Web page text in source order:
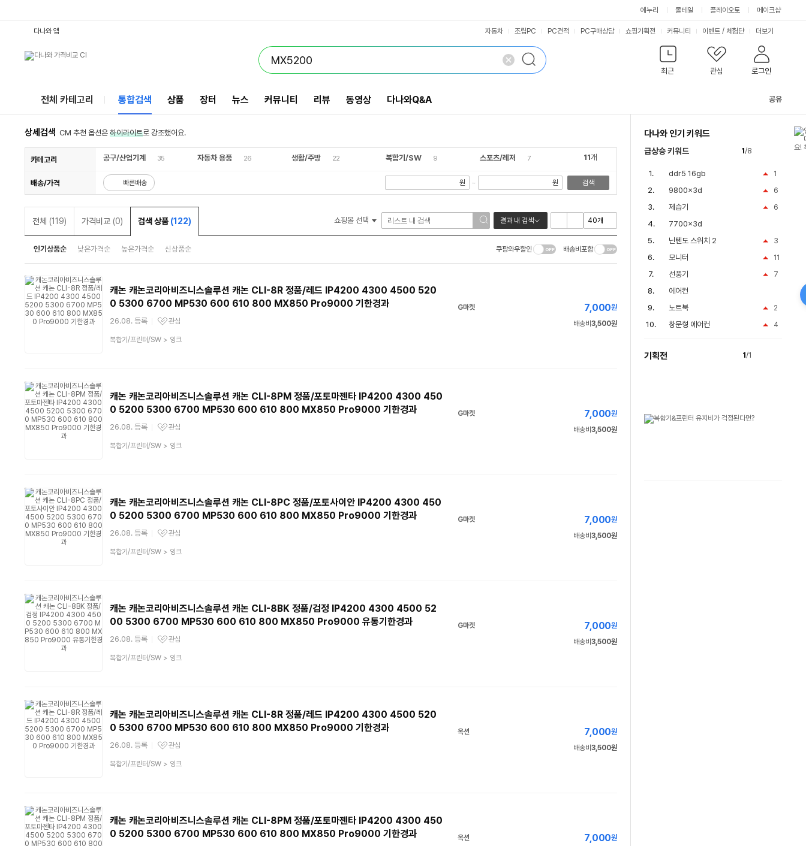
에누리 몰테일 플레이오토 메이크샵
최근 관심 로그인
다나와 앱 자동차 조립PC PC견적 PC구매상담 쇼핑기획전 커뮤니티 이벤트 / 체험단 더보기
전체 카테고리 통합검색 상품 장터 뉴스 커뮤니티 리뷰 동영상 다나와Q&A 공유
상세검색 CM 추천 옵션은 하이라이트로 강조했어요.
카테고리 공구/산업기계 35 자동차 용품 26 생활/주방 22 복합기/SW 9 스포츠/레저 7 11개
배송/가격 빠른배송 원 ~ 원 검색
전체 (119) 가격비교 (0) 검색 상품 (122) 쇼핑몰 선택 결과 내 검색
인기상품순 낮은가격순 높은가격순 신상품순 쿠팡와우할인 배송비포함
캐논 캐논코리아비즈니스솔루션 캐논 CLI-8R 정품/레드 IP4200 4300 4500 520
0 5300 6700 MP530 600 610 800 MX850 Pro9000 기한경과
26.08. 등록
관심상품
관심
상
복합기/프린터/SW> 잉크
G마켓 7,000원
배송비 3,500원
캐논 캐논코리아비즈니스솔루션 캐논 CLI-8PM 정품/포토마젠타 IP4200 4300 450
0 5200 5300 6700 MP530 600 610 800 MX850 Pro9000 기한경과
26.08. 등록
관심상품
관심
상
복합기/프린터/SW> 잉크
G마켓 7,000원
배송비 3,500원
캐논 캐논코리아비즈니스솔루션 캐논 CLI-8PC 정품/포토사이안 IP4200 4300 450
0 5200 5300 6700 MP530 600 610 800 MX850 Pro9000 기한경과
26.08. 등록
관심상품
관심
상
복합기/프린터/SW> 잉크
G마켓 7,000원
배송비 3,500원
캐논 캐논코리아비즈니스솔루션 캐논 CLI-8BK 정품/검정 IP4200 4300 4500 52
00 5300 6700 MP530 600 610 800 MX850 Pro9000 유통기한경과
26.08. 등록
관심상품
관심
상
복합기/프린터/SW> 잉크
G마켓 7,000원
배송비 3,500원
캐논 캐논코리아비즈니스솔루션 캐논 CLI-8R 정품/레드 IP4200 4300 4500 520
0 5300 6700 MP530 600 610 800 MX850 Pro9000 기한경과
26.08. 등록
관심상품
관심
상
복합기/프린터/SW> 잉크
옥션 7,000원
배송비 3,500원
캐논 캐논코리아비즈니스솔루션 캐논 CLI-8PM 정품/포토마젠타 IP4200 4300 450
0 5200 5300 6700 MP530 600 610 800 MX850 Pro9000 기한경과
옥션 7,000원
다나와 인기 키워드
급상승 키워드 1/8
1
ddr5 16gb
6
9800x3d
6
제습기
7700x3d
3
닌텐도 스위치 2
11
모니터
7
선풍기
에어컨
2
노트북
4
창문형 에어컨
기획전 1/1